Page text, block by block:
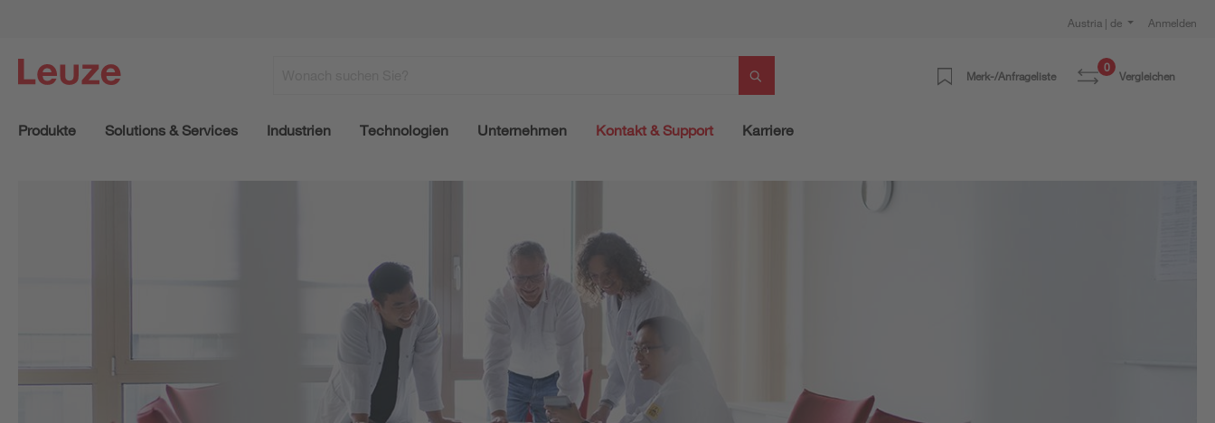
Austria | de Anmelden
Merk-/Anfrageliste
0
Vergleichen
Produkte Solutions & Services Industrien Technologien Unternehmen Kontakt & Support Karriere